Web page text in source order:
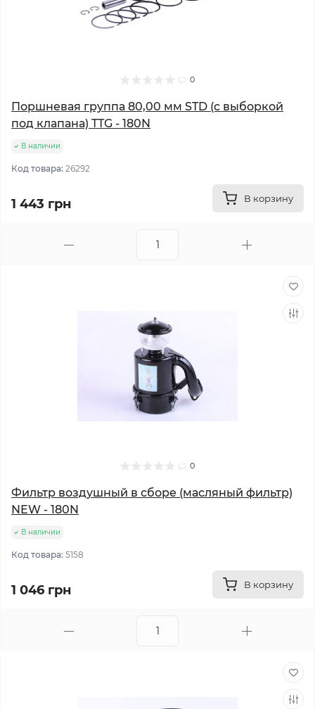
0
Поршневая группа 80,00 мм STD (с выборкой
под клапана) TTG - 180N
В наличии
Код товара: 26292
1 443 грн В корзину
0
Фильтр воздушный в сборе (масляный фильтр)
NEW - 180N
В наличии
Код товара: 5158
1 046 грн В корзину